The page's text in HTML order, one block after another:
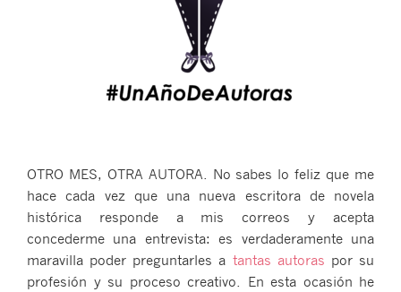
OTRO MES, OTRA AUTORA. No sabes lo feliz que me
hace cada vez que una nueva escritora de novela
histórica responde a mis correos y acepta
concederme una entrevista: es verdaderamente una
maravilla poder preguntarles a tantas autoras por su
profesión y su proceso creativo. En esta ocasión he